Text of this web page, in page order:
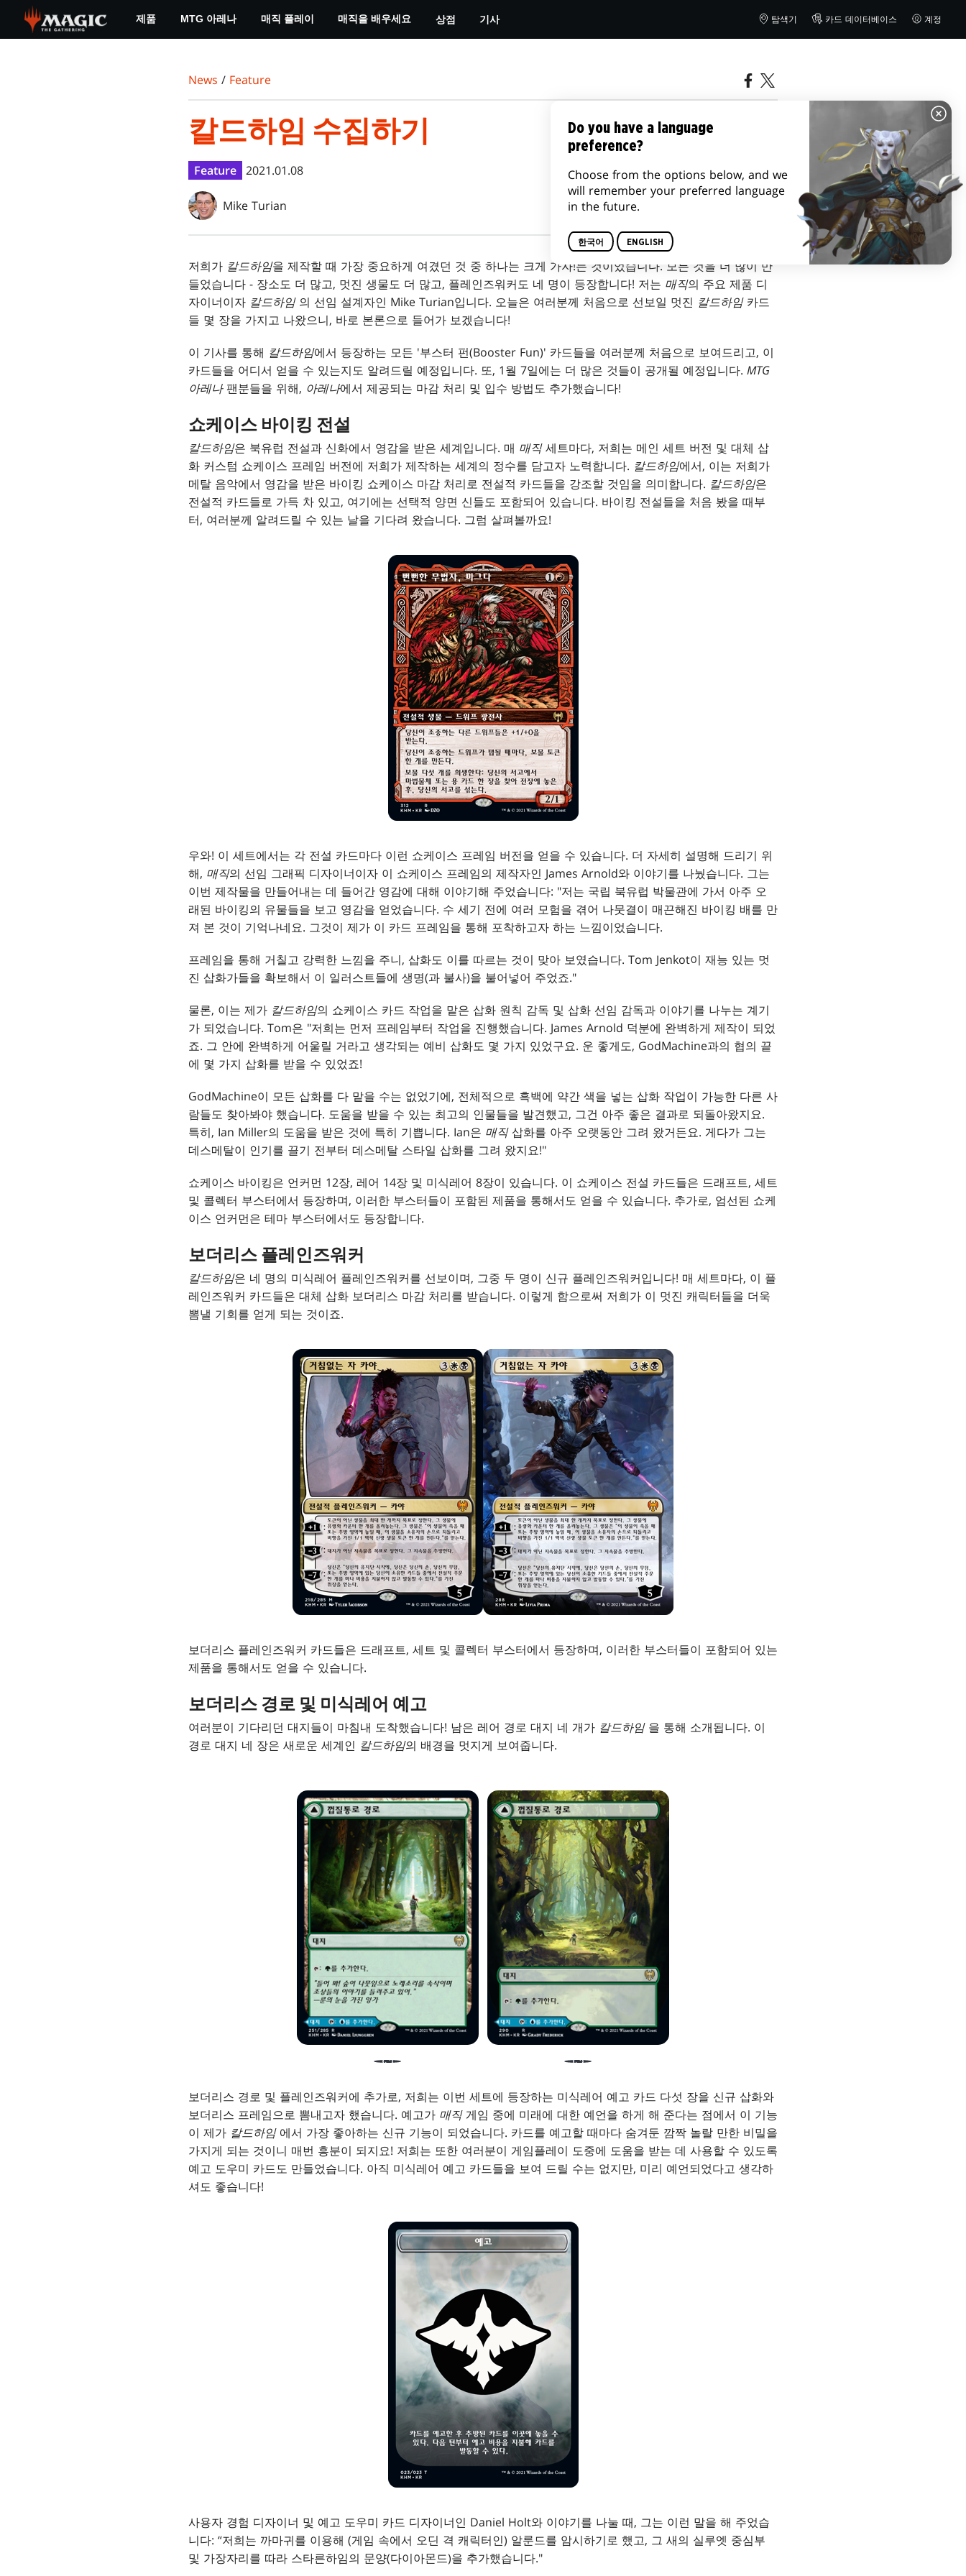
main
제품 MTG 아레나 매직 플레이 매직을 배우세요 상점 기사 탐색기 카드 데이터베이스 계정
News / Feature
칼드하임 수집하기
Feature 2021.01.08
Mike Turian
저희가 칼드하임을 제작할 때 가장 중요하게 여겼던 것 중 하나는 크게 가자!는 것이었습니다. 모든 것을 더 많이 만
들었습니다 - 장소도 더 많고, 멋진 생물도 더 많고, 플레인즈워커도 네 명이 등장합니다! 저는 매직의 주요 제품 디
자이너이자 칼드하임 의 선임 설계자인 Mike Turian입니다. 오늘은 여러분께 처음으로 선보일 멋진 칼드하임카드
들 몇 장을 가지고 나왔으니, 바로 본론으로 들어가 보겠습니다!
이 기사를 통해 칼드하임에서 등장하는 모든 '부스터 펀(Booster Fun)' 카드들을 여러분께 처음으로 보여드리고, 이
카드들을 어디서 얻을 수 있는지도 알려드릴 예정입니다. 또, 1월 7일에는 더 많은 것들이 공개될 예정입니다. MTG
아레나팬분들을 위해, 아레나에서 제공되는 마감 처리 및 입수 방법도 추가했습니다!
쇼케이스 바이킹 전설
칼드하임은 북유럽 전설과 신화에서 영감을 받은 세계입니다. 매 매직세트마다, 저희는 메인 세트 버전 및 대체 삽
화 커스텀 쇼케이스 프레임 버전에 저희가 제작하는 세계의 정수를 담고자 노력합니다. 칼드하임에서, 이는 저희가
메탈 음악에서 영감을 받은 바이킹 쇼케이스 마감 처리로 전설적 카드들을 강조할 것임을 의미합니다. 칼드하임은
전설적 카드들로 가득 차 있고, 여기에는 선택적 양면 신들도 포함되어 있습니다. 바이킹 전설들을 처음 봤을 때부
터, 여러분께 알려드릴 수 있는 날을 기다려 왔습니다. 그럼 살펴볼까요!
우와! 이 세트에서는 각 전설 카드마다 이런 쇼케이스 프레임 버전을 얻을 수 있습니다. 더 자세히 설명해 드리기 위
해, 매직의 선임 그래픽 디자이너이자 이 쇼케이스 프레임의 제작자인 James Arnold와 이야기를 나눴습니다. 그는
이번 제작물을 만들어내는 데 들어간 영감에 대해 이야기해 주었습니다: "저는 국립 북유럽 박물관에 가서 아주 오
래된 바이킹의 유물들을 보고 영감을 얻었습니다. 수 세기 전에 여러 모험을 겪어 나뭇결이 매끈해진 바이킹 배를 만
져 본 것이 기억나네요. 그것이 제가 이 카드 프레임을 통해 포착하고자 하는 느낌이었습니다.
프레임을 통해 거칠고 강력한 느낌을 주니, 삽화도 이를 따르는 것이 맞아 보였습니다. Tom Jenkot이 재능 있는 멋
진 삽화가들을 확보해서 이 일러스트들에 생명(과 불사)을 불어넣어 주었죠."
물론, 이는 제가 칼드하임의 쇼케이스 카드 작업을 맡은 삽화 원칙 감독 및 삽화 선임 감독과 이야기를 나누는 계기
가 되었습니다. Tom은 "저희는 먼저 프레임부터 작업을 진행했습니다. James Arnold 덕분에 완벽하게 제작이 되었
죠. 그 안에 완벽하게 어울릴 거라고 생각되는 예비 삽화도 몇 가지 있었구요. 운 좋게도, GodMachine과의 협의 끝
에 몇 가지 삽화를 받을 수 있었죠!
GodMachine이 모든 삽화를 다 맡을 수는 없었기에, 전체적으로 흑백에 약간 색을 넣는 삽화 작업이 가능한 다른 사
람들도 찾아봐야 했습니다. 도움을 받을 수 있는 최고의 인물들을 발견했고, 그건 아주 좋은 결과로 되돌아왔지요.
특히, Ian Miller의 도움을 받은 것에 특히 기쁩니다. Ian은 매직삽화를 아주 오랫동안 그려 왔거든요. 게다가 그는
데스메탈이 인기를 끌기 전부터 데스메탈 스타일 삽화를 그려 왔지요!"
쇼케이스 바이킹은 언커먼 12장, 레어 14장 및 미식레어 8장이 있습니다. 이 쇼케이스 전설 카드들은 드래프트, 세트
및 콜렉터 부스터에서 등장하며, 이러한 부스터들이 포함된 제품을 통해서도 얻을 수 있습니다. 추가로, 엄선된 쇼케
이스 언커먼은 테마 부스터에서도 등장합니다.
보더리스 플레인즈워커
칼드하임은 네 명의 미식레어 플레인즈워커를 선보이며, 그중 두 명이 신규 플레인즈워커입니다! 매 세트마다, 이 플
레인즈워커 카드들은 대체 삽화 보더리스 마감 처리를 받습니다. 이렇게 함으로써 저희가 이 멋진 캐릭터들을 더욱
뽐낼 기회를 얻게 되는 것이죠.
보더리스 플레인즈워커 카드들은 드래프트, 세트 및 콜렉터 부스터에서 등장하며, 이러한 부스터들이 포함되어 있는
제품을 통해서도 얻을 수 있습니다.
보더리스 경로 및 미식레어 예고
여러분이 기다리던 대지들이 마침내 도착했습니다! 남은 레어 경로 대지 네 개가 칼드하임 을 통해 소개됩니다. 이
경로 대지 네 장은 새로운 세계인 칼드하임의 배경을 멋지게 보여줍니다.
보더리스 경로 및 플레인즈워커에 추가로, 저희는 이번 세트에 등장하는 미식레어 예고 카드 다섯 장을 신규 삽화와
보더리스 프레임으로 뽐내고자 했습니다. 예고가 매직게임 중에 미래에 대한 예언을 하게 해 준다는 점에서 이 기능
이 제가 칼드하임에서 가장 좋아하는 신규 기능이 되었습니다. 카드를 예고할 때마다 숨겨둔 깜짝 놀랄 만한 비밀을
가지게 되는 것이니 매번 흥분이 되지요! 저희는 또한 여러분이 게임플레이 도중에 도움을 받는 데 사용할 수 있도록
예고 도우미 카드도 만들었습니다. 아직 미식레어 예고 카드들을 보여 드릴 수는 없지만, 미리 예언되었다고 생각하
셔도 좋습니다!
사용자 경험 디자이너 및 예고 도우미 카드 디자이너인 Daniel Holt와 이야기를 나눌 때, 그는 이런 말을 해 주었습
니다: “저희는 까마귀를 이용해 (게임 속에서 오딘 격 캐릭터인) 알룬드를 암시하기로 했고, 그 새의 실루엣 중심부
및 가장자리를 따라 스타른하임의 문양(다이아몬드)을 추가했습니다."
Do you have a language
preference?
Choose from the options below, and we
will remember your preferred language
in the future.
한국어 ENGLISH